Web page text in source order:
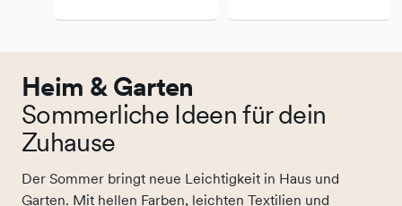
Heim & Garten
Sommerliche Ideen für dein
Zuhause
Der Sommer bringt neue Leichtigkeit in Haus und
Garten. Mit hellen Farben, leichten Textilien und